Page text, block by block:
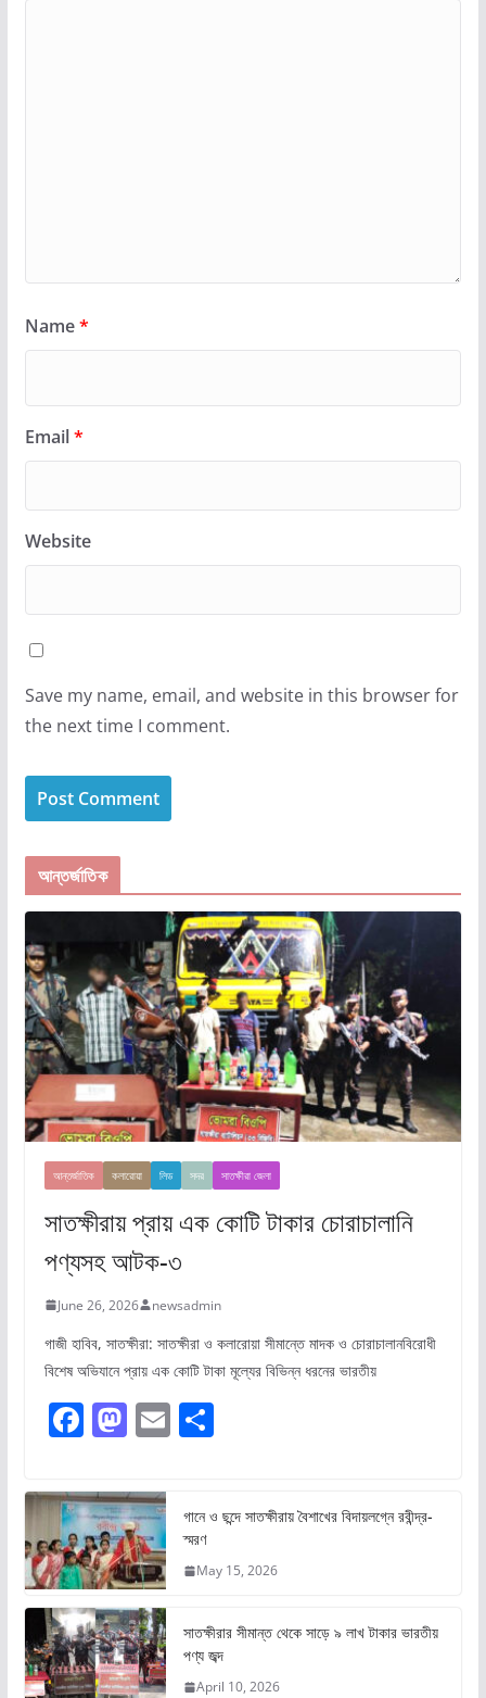
Name*
Email*
Website
Save my name, email, and website in this browser for
the next time I comment.
আন্তর্জাতিক
আন্তর্জাতিক কলারোয়া লিড সদর সাতক্ষীরা জেলা
সাতক্ষীরায় প্রায় এক কোটি টাকার চোরাচালানি
পণ্যসহ আটক-৩
June 26, 2026 newsadmin
গাজী হাবিব, সাতক্ষীরা: সাতক্ষীরা ও কলারোয়া সীমান্তে মাদক ও চোরাচালানবিরোধী
বিশেষ অভিযানে প্রায় এক কোটি টাকা মূল্যের বিভিন্ন ধরনের ভারতীয়
F
c
e
b
o
o
k
M
st
o
d
o
n
E S
e
গানে ও ছন্দে সাতক্ষীরায় বৈশাখের বিদায়লগ্নে রবীন্দ্র-
স্মরণ
May 15, 2026
সাতক্ষীরার সীমান্ত থেকে সাড়ে ৯ লাখ টাকার ভারতীয়
পণ্য জব্দ
April 10, 2026